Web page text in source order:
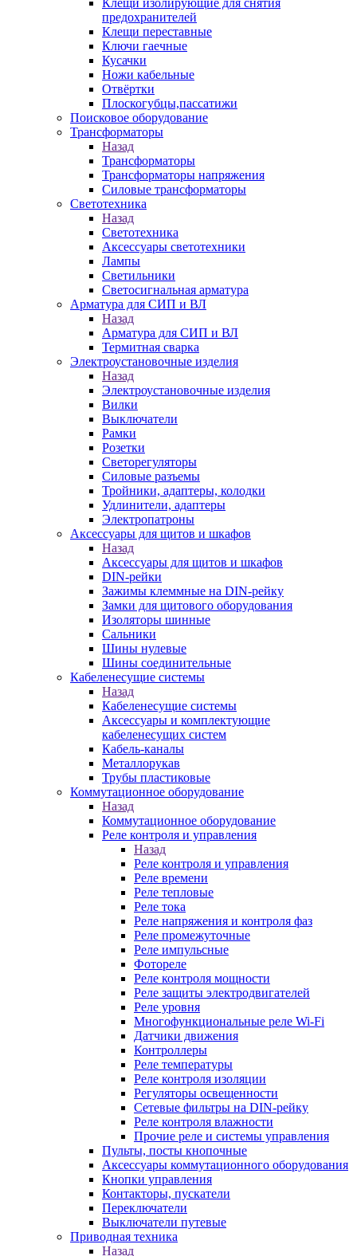
Клещи изолирующие для снятия
предохранителей
Клещи переставные
Ключи гаечные
Кусачки
Ножи кабельные
Отвёртки
Плоскогубцы,пассатижи
Поисковое оборудование
Трансформаторы
Назад
Трансформаторы
Трансформаторы напряжения
Силовые трансформаторы
Светотехника
Назад
Светотехника
Аксессуары светотехники
Лампы
Светильники
Светосигнальная арматура
Арматура для СИП и ВЛ
Назад
Арматура для СИП и ВЛ
Термитная сварка
Электроустановочные изделия
Назад
Электроустановочные изделия
Вилки
Выключатели
Рамки
Розетки
Светорегуляторы
Силовые разъемы
Тройники, адаптеры, колодки
Удлинители, адаптеры
Электропатроны
Аксессуары для щитов и шкафов
Назад
Аксессуары для щитов и шкафов
DIN-рейки
Зажимы клеммные на DIN-рейку
Замки для щитового оборудования
Изоляторы шинные
Сальники
Шины нулевые
Шины соединительные
Кабеленесущие системы
Назад
Кабеленесущие системы
Аксессуары и комплектующие
кабеленесущих систем
Кабель-каналы
Металлорукав
Трубы пластиковые
Коммутационное оборудование
Назад
Коммутационное оборудование
Реле контроля и управления
Назад
Реле контроля и управления
Реле времени
Реле тепловые
Реле тока
Реле напряжения и контроля фаз
Реле промежуточные
Реле импульсные
Фотореле
Реле контроля мощности
Реле защиты электродвигателей
Реле уровня
Многофункциональные реле Wi-Fi
Датчики движения
Контроллеры
Реле температуры
Реле контроля изоляции
Регуляторы освещенности
Сетевые фильтры на DIN-рейку
Реле контроля влажности
Прочие реле и системы управления
Пульты, посты кнопочные
Аксессуары коммутационного оборудования
Кнопки управления
Контакторы, пускатели
Переключатели
Выключатели путевые
Приводная техника
Назад